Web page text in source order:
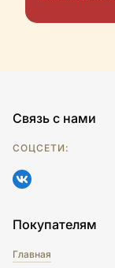
Покупателям
Главная
Связь с нами
СОЦСЕТИ: